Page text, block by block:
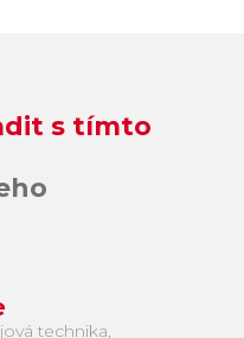
s tímto
technika,